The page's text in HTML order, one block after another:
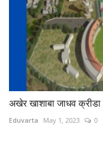
अखेर खाशाबा जाधव क्रीडा
Eduvarta May 1, 2023 0